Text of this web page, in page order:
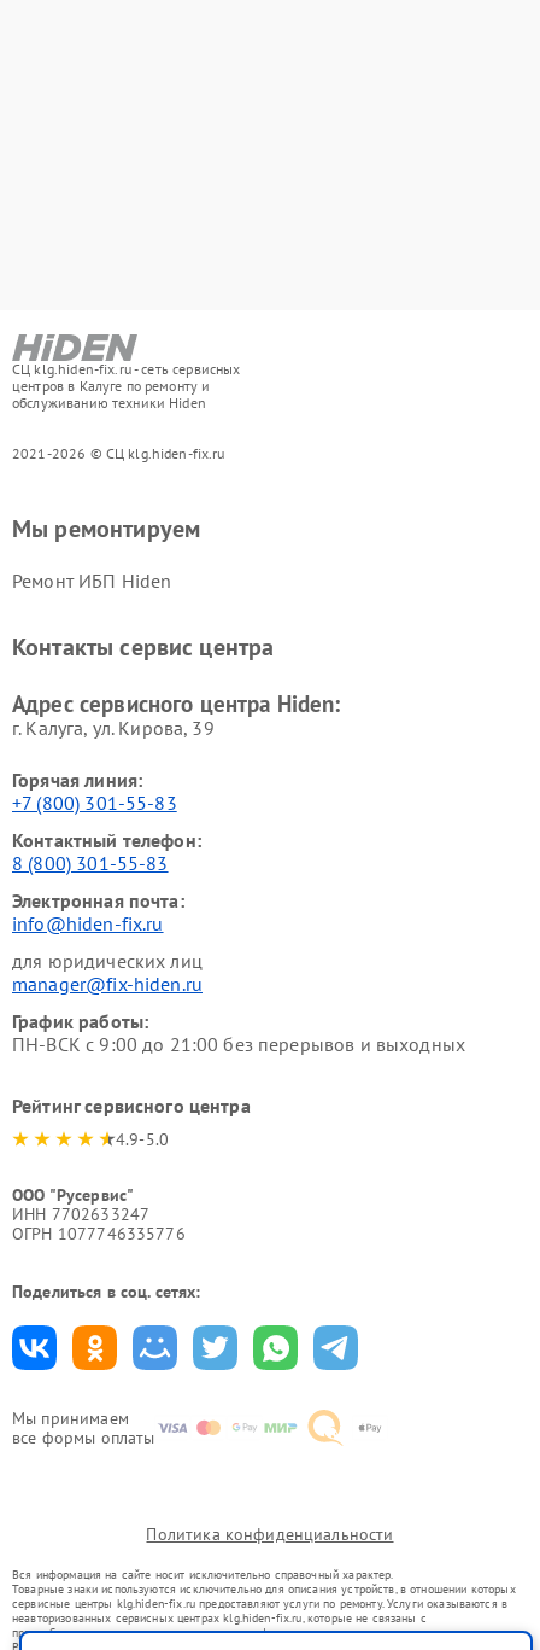
СЦ klg.hiden-fix.ru - сеть сервисных
центров в Калуге по ремонту и
обслуживанию техники Hiden
2021-2026 © СЦ klg.hiden-fix.ru
Мы принимаем
все формы оплаты
Мы ремонтируем
Ремонт ИБП Hiden
Контакты сервис центра
Адрес сервисного центра Hiden:
г. Калуга, ул. Кирова, 39
Горячая линия:
+7 (800) 301-55-83
Контактный телефон:
8 (800) 301-55-83
Электронная почта:
info@hiden-fix.ru
для юридических лиц
manager@fix-hiden.ru
График работы:
ПН-ВСК с 9:00 до 21:00 без перерывов и выходных
Рейтинг сервисного центра
4.9-5.0
ООО "Русервис"
ИНН 7702633247
ОГРН 1077746335776
Поделиться в соц. сетях:
Политика конфиденциальности
Вся информация на сайте носит исключительно справочный характер.
Товарные знаки используются исключительно для описания устройств, в отношении которых
сервисные центры klg.hiden-fix.ru предоставляют услуги по ремонту. Услуги оказываются в
неавторизованных сервисных центрах klg.hiden-fix.ru, которые не связаны с
правообладателями товарных знаков или их официальными представителями.